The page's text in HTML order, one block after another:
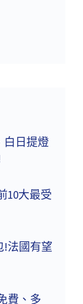
白日提燈
10大最受
!法國有望
費、多